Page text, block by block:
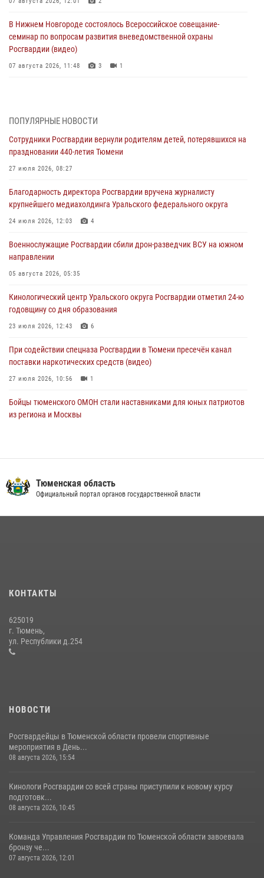
В Нижнем Новгороде состоялось Всероссийское совещание-
семинар по вопросам развития вневедомственной охраны
Росгвардии (видео)
07 августа 2026, 11:48 3 1
07 августа 2026, 10:57 5
Память военнослужащих, погибших в разные годы при исполнении
воинского долга, почтили в кинологическом центре Уральского
округа Росгвардии
Росгвардейцы в Тюменской области знакомят детей со своей
службой и напоминают о мерах безопасности
Росгвардейцы приняли участие в фотопроекте «Прогуляемся по
Тюменской области» в рамках акции «Храним огонь Победы»
Росгвардейцы в Тюменской области почтили память генерала
армии Ивана Кирилловича Яковлева
ПОПУЛЯРНЫЕ НОВОСТИ
Сотрудники Росгвардии вернули родителям детей, потерявшихся на
праздновании 440-летия Тюмени
27 июля 2026, 08:27
Благодарность директора Росгвардии вручена журналисту
крупнейшего медиахолдинга Уральского федерального округа
24 июля 2026, 12:03 4
Военнослужащие Росгвардии сбили дрон-разведчик ВСУ на южном
направлении
05 августа 2026, 05:35
Кинологический центр Уральского округа Росгвардии отметил 24-ю
годовщину со дня образования
23 июля 2026, 12:43 6
При содействии спецназа Росгвардии в Тюмени пресечён канал
поставки наркотических средств (видео)
27 июля 2026, 10:56 1
Бойцы тюменского ОМОН стали наставниками для юных патриотов
из региона и Москвы
03 августа 2026, 07:23 1
Сотрудники тюменского СОБР "Сова" отработали навыки
десантирования на Урале
16 июля 2026, 10:42
Тюменская область
Официальный портал органов государственной власти
КОНТАКТЫ
625019
г. Тюмень,
ул. Республики д.254
НОВОСТИ
Росгвардейцы в Тюменской области провели спортивные
мероприятия в День...
08 августа 2026, 15:54
Кинологи Росгвардии со всей страны приступили к новому курсу
подготовк...
08 августа 2026, 10:45
Команда Управления Росгвардии по Тюменской области завоевала
бронзу че...
07 августа 2026, 12:01